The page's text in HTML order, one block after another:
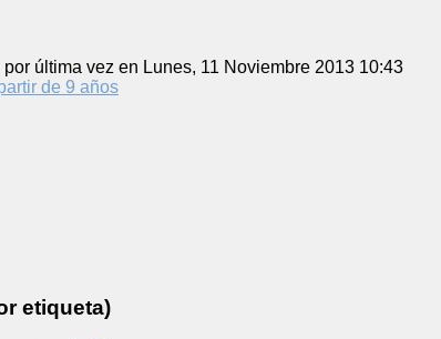
por última vez en Lunes, 11 Noviembre 2013 10:43
de 9 años
etiqueta)